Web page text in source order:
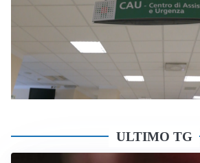
ULTIMO TG